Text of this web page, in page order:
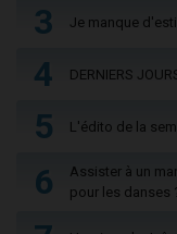
3 Je manque
4 DERNIERS
5 L'édito de la
6
Assister à un
pour les danses